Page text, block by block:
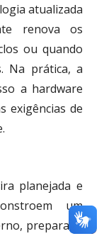
atualizada
renova os
ou quando
Na prática, a
a hardware
exigências de
planejada e
um
preparado